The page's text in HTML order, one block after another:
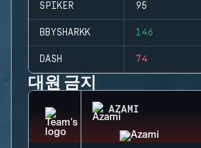
SPIKER 95
BBYSHARKK 146
DASH 74
대원 금지
AZAMI